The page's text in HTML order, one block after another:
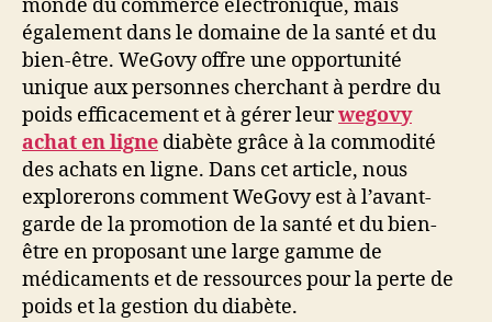
de
poids
et
du
diabète
monde du commerce électronique, mais
également dans le domaine de la santé et du
bien-être. WeGovy offre une opportunité
unique aux personnes cherchant à perdre du
poids efficacement et à gérer leurwegovy
achat en ligne diabète grâce à la commodité
des achats en ligne. Dans cet article, nous
explorerons comment WeGovy est à l’avant-
garde de la promotion de la santé et du bien-
être en proposant une large gamme de
médicaments et de ressources pour la perte de
poids et la gestion du diabète.